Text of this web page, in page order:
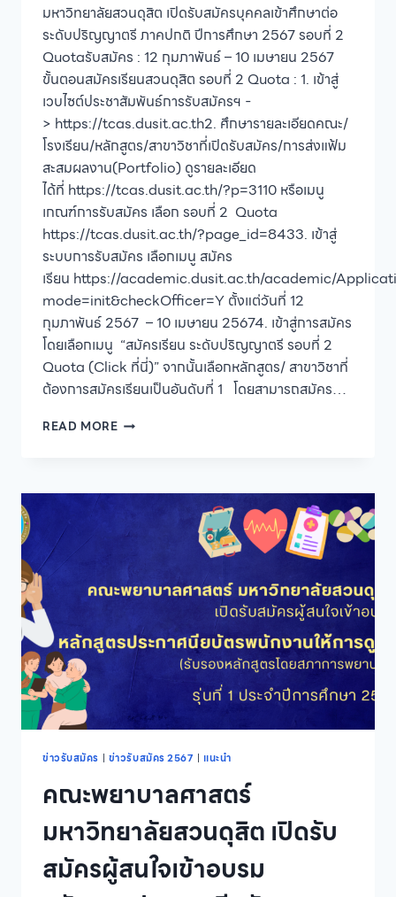
มหาวิทยาลัยสวนดุสิต เปิดรับสมัครบุคคลเข้าศึกษาต่อ
ระดับปริญญาตรี ภาคปกติ ปีการศึกษา 2567 รอบที่ 2
Quotaรับสมัคร : 12 กุมภาพันธ์ – 10 เมษายน 2567
ขั้นตอนสมัครเรียนสวนดุสิต รอบที่ 2 Quota : 1. เข้าสู่
เวบไซต์ประชาสัมพันธ์การรับสมัครฯ -
> https://tcas.dusit.ac.th2. ศึกษารายละเอียดคณะ/
โรงเรียน/หลักสูตร/สาขาวิชาที่เปิดรับสมัคร/การส่งแฟ้ม
สะสมผลงาน(Portfolio) ดูรายละเอียด
ได้ที่ https://tcas.dusit.ac.th/?p=3110 หรือเมนู
เกณฑ์การรับสมัคร เลือก รอบที่ 2 Quota
https://tcas.dusit.ac.th/?page_id=8433. เข้าสู่
ระบบการรับสมัคร เลือกเมนู สมัคร
เรียน https://academic.dusit.ac.th/academic/
mode=init&checkOfficer=Y ตั้งแต่วันที่ 12
กุมภาพันธ์ 2567 – 10 เมษายน 25674. เข้าสู่การสมัคร
โดยเลือกเมนู “สมัครเรียน ระดับปริญญาตรี รอบที่ 2
Quota (Click ที่นี่)” จากนั้นเลือกหลักสูตร/ สาขาวิชาที่
ต้องการสมัครเรียนเป็นอันดับที่ 1 โดยสามารถสมัคร…
READ MOREมหาวิทยาลัย
สมัคร
เข้า
ต่อ
ระดับ
ปริญญา
ภาค
ปกติ
การ
2567
ที่
QUOTA
ข่าวรับสมัคร | ข่าวรับสมัคร 2567 | แนะนำ
คณะพยาบาลศาสตร์
มหาวิทยาลัยสวนดุสิต เปิดรับ
สมัครผู้สนใจเข้าอบรม